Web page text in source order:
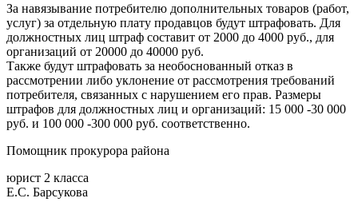
За навязывание потребителю дополнительных товаров (работ,
услуг) за отдельную плату продавцов будут штрафовать. Для
должностных лиц штраф составит от 2000 до 4000 руб., для
организаций от 20000 до 40000 руб.
Также будут штрафовать за необоснованный отказ в
рассмотрении либо уклонение от рассмотрения требований
потребителя, связанных с нарушением его прав. Размеры
штрафов для должностных лиц и организаций: 15 000 -30 000
руб. и 100 000 -300 000 руб. соответственно.
Помощник прокурора района
юрист 2 класса
Е.С. Барсукова